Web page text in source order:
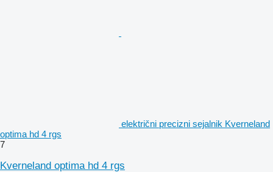
električni precizni sejalnik Kverneland
optima hd 4 rgs
7
Kverneland optima hd 4 rgs